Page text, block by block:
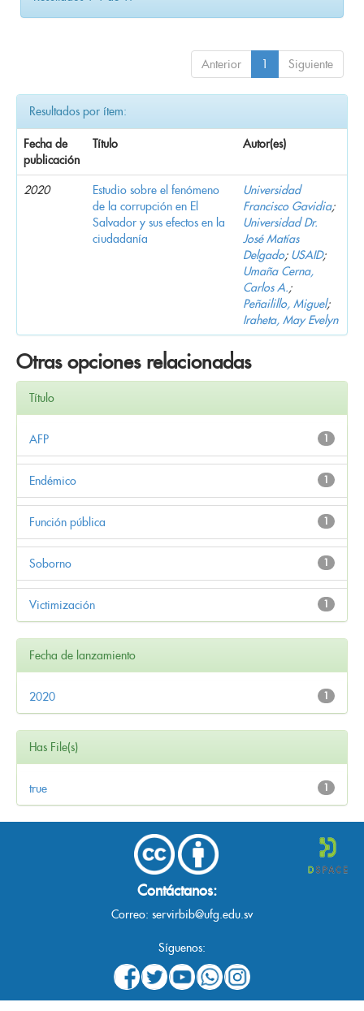
Anterior 1 Siguiente
Resultados por ítem:
Fecha de
publicación
Título Autor(es)
2020
Estudio sobre el fenómeno
de la corrupción en El
Salvador y sus efectos en la
ciudadanía
Universidad
Francisco Gavidia;
Universidad Dr.
José Matías
Delgado; USAID;
Umaña Cerna,
Carlos A.;
Peñailillo, Miguel;
Iraheta, May Evelyn
Otras opciones relacionadas
Título
1
AFP
1
Endémico
1
Función pública
1
Soborno
1
Victimización
Fecha de lanzamiento
1
2020
Has File(s)
1
true
Contáctanos:
Correo: servirbib@ufg.edu.sv
Síguenos: